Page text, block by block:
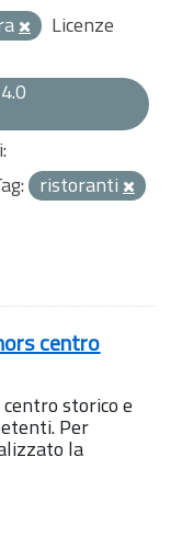
Licenze
ristoranti
centro
storico e
Per
la